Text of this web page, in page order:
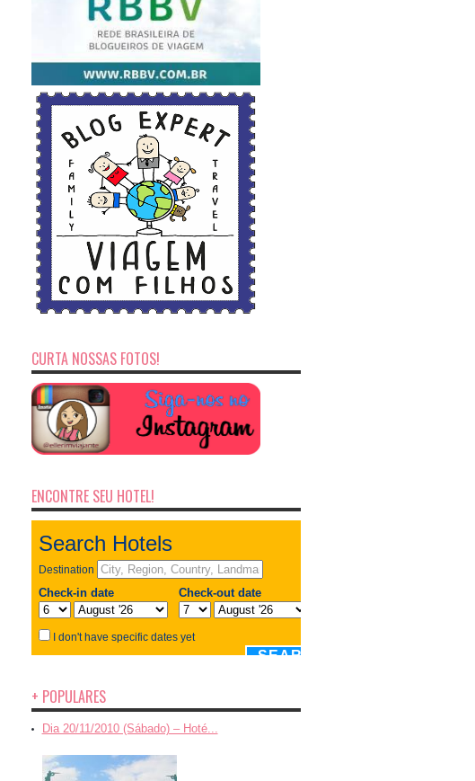
CURTA NOSSAS FOTOS!
ENCONTRE SEU HOTEL!
+ POPULARES
Dia 20/11/2010 (Sábado) – Hoté...